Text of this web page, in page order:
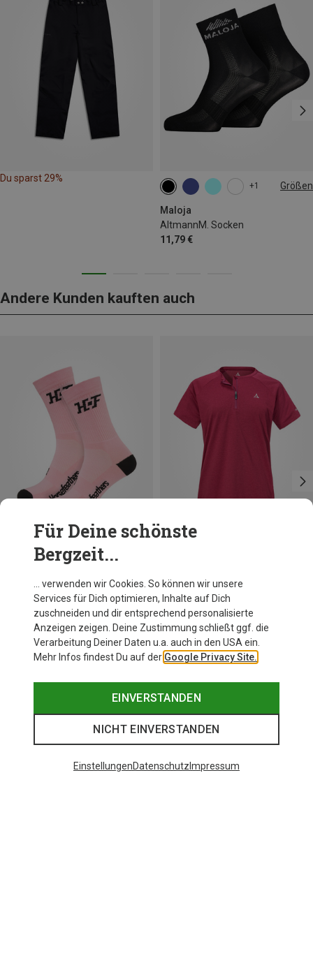
Du sparst 29%
+1 Größen
Maloja
AltmannM. Socken
11,79 €
36|37|38 39|40|41|42
Andere Kunden kauften auch
Du sparst 34%
Für Deine schönste
Bergzeit...
… verwenden wir Cookies. So können wir unsere
Services für Dich optimieren, Inhalte auf Dich
zuschneiden und dir entsprechend personalisierte
Anzeigen zeigen. Deine Zustimmung schließt ggf. die
Verarbeitung Deiner Daten u.a. auch in den USA ein.
Mehr Infos findest Du auf der Google Privacy Site.
EINVERSTANDEN
NICHT EINVERSTANDEN
EinstellungenDatenschutz Impressum